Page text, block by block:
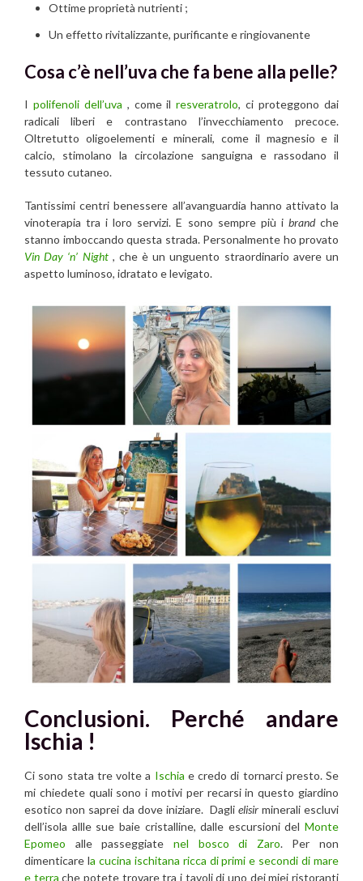
Ottime proprietà nutrienti ;
Un effetto rivitalizzante, purificante e ringiovanente
Cosa c’è nell’uva che fa bene alla pelle?
I polifenoli dell’uva , come ilresveratrolo, ci proteggono dai
radicali liberi e contrastano l’invecchiamento precoce.
Oltretutto oligoelementi e minerali, come il magnesio e il
calcio, stimolano la circolazione sanguigna e rassodano il
tessuto cutaneo.
Tantissimi centri benessere all’avanguardia hanno attivato la
vinoterapia tra i loro servizi. E sono sempre più i brandche
stanno imboccando questa strada. Personalmente ho provato
Vin Day ‘n’ Night , che è un unguento straordinario avere un
aspetto luminoso, idratato e levigato.
Conclusioni. Perché andare
Ischia !
Ci sono stata tre volte a Ischia e credo di tornarci presto. Se
mi chiedete quali sono i motivi per recarsi in questo giardino
esotico non saprei da dove iniziare. Dagli elisir minerali escluvi
dell’isola allle sue baie cristalline, dalle escursioni del Monte
Epomeo alle passeggiate nel bosco di Zaro. Per non
dimenticare la cucina ischitana ricca di primi e secondi di mare
e terra che potete trovare tra i tavoli di uno dei miei ristoranti